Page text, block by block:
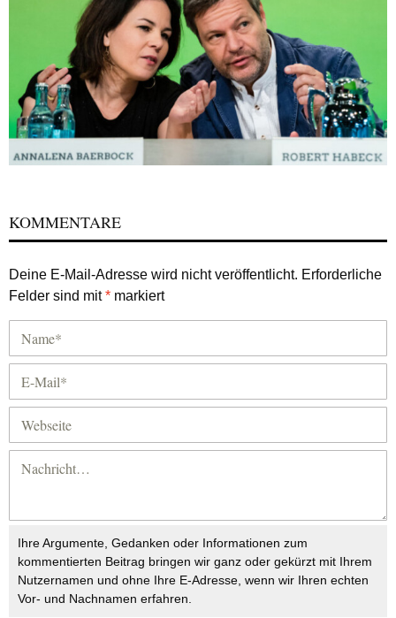
KOMMENTARE
Deine E-Mail-Adresse wird nicht veröffentlicht. Erforderliche
Felder sind mit* markiert
Ihre Argumente, Gedanken oder Informationen zum
kommentierten Beitrag bringen wir ganz oder gekürzt mit Ihrem
Nutzernamen und ohne Ihre E-Adresse, wenn wir Ihren echten
Vor- und Nachnamen erfahren.